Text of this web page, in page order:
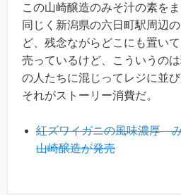
この山崎醸造のみそ汁の素を
同じく新潟県の六日町駅周辺
ど、残念ながらどこにも置い
売っているけど、こういうの
の人たちに混じってレジに並
それがストーリー消費だ。
紅ズワイガニの風味濃厚
山崎醸造が発売